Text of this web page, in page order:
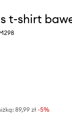
t-shirt
89,99 zł -5%